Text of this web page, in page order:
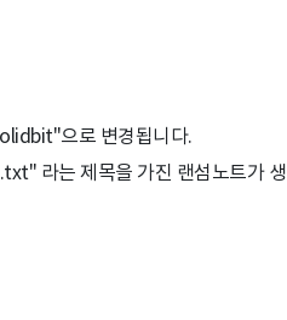
으로 변경됩니다.
라는 제목을 가진 랜섬노트가 생